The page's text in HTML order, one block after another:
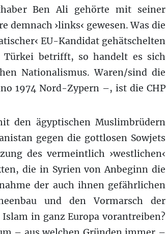
Ben Ali gehörte mit seiner
›links‹ gewesen. Was die
EU-Kandidat gehätschelten
Türkei betrifft, so handelt es sich
Nationalismus. Waren/sind die
1974 Nord-Zypern –, ist die CHP
den ägyptischen Muslimbrüdern
gegen die gottlosen Sowjets
des vermeintlich ›westlichen‹
die in Syrien von Anbeginn die
der auch ihnen gefährlichen
und den Vormarsch der
in ganz Europa vorantreiben?